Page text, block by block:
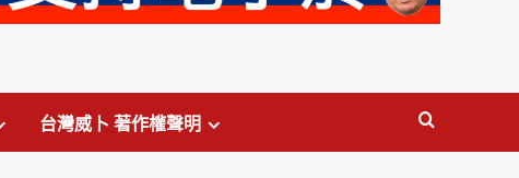
台灣威卜 著作權聲明